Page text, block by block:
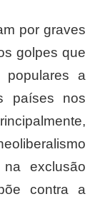
por graves
golpes que
populares a
países nos
exclusão
contra a